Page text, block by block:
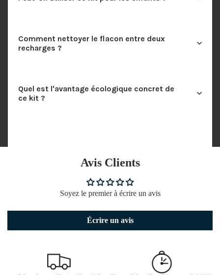
Comment nettoyer le flacon entre deux
recharges ?
Quel est l'avantage écologique concret de
ce kit ?
Avis Clients
Soyez le premier à écrire un avis
Écrire un avis